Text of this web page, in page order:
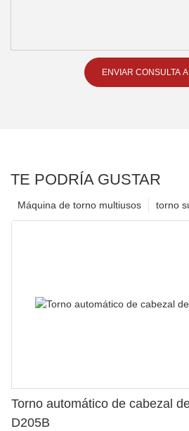
ENVIAR CONSULTA
TE PODRÍA GUSTAR
torno
Máquina de torno multiusos
Torno automático de cabezal
D205B